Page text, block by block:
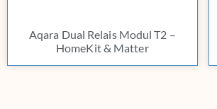
Aqara Dual Relais Modul T2 –
HomeKit & Matter